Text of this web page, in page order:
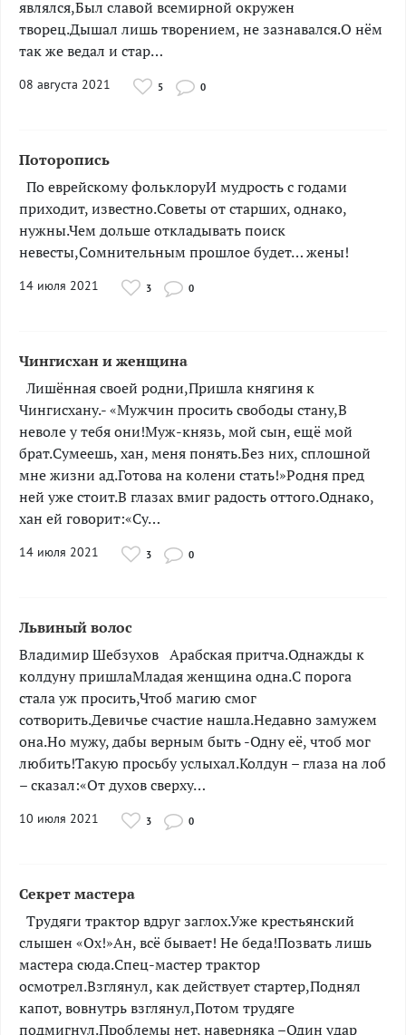
являлся,Был славой всемирной окружен
творец.Дышал лишь творением, не зазнавался.О нём
так же ведал и стар…
08 августа 2021 5 0
Поторопись
­­­По еврейскому фольклоруИ мудрость с годами
приходит, известно.Советы от старших, однако,
нужны.Чем дольше откладывать поиск
невесты,Сомнительным прошлое будет… жены!
14 июля 2021 3 0
Чингисхан и женщина
­­­Лишённая своей родни,Пришла княгиня к
Чингисхану.- «Мужчин просить свободы стану,В
неволе у тебя они!Муж-князь, мой сын, ещё мой
брат.Сумеешь, хан, меня понять.Без них, сплошной
мне жизни ад.Готова на колени стать!»Родня пред
ней уже стоит.В глазах вмиг радость оттого.Однако,
хан ей говорит:«Су…
14 июля 2021 3 0
Львиный волос
Владимир Шебзухов ­­­­Арабская притча.Однажды к
колдуну пришлаМладая женщина одна.С порога
стала уж просить,Чтоб магию смог
сотворить.Девичье счастие нашла.Недавно замужем
она.Но мужу, дабы верным быть -Одну её, чтоб мог
любить!Такую просьбу услыхал.Колдун – глаза на лоб
– сказал:«От духов сверху…
10 июля 2021 3 0
Секрет мастера
­­­­­Трудяги трактор вдруг заглох.Уже крестьянский
слышен «Ох!»Ан, всё бывает! Не беда!Позвать лишь
мастера сюда.Спец-мастер трактор
осмотрел.Взглянул, как действует стартер,Поднял
капот, вовнутрь взглянул,Потом трудяге
подмигнул.Проблемы нет, наверняка –Один удар